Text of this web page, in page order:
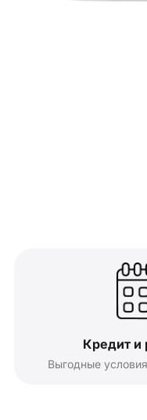
Кредит и
Выгодные